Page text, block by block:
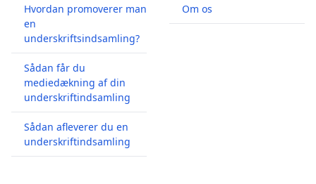
Hvordan promoverer man
en
underskriftsindsamling?
Sådan får du
mediedækning af din
underskriftindsamling
Sådan afleverer du en
underskriftindsamling
Om os